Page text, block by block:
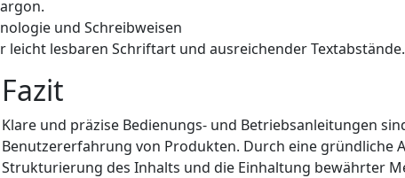
und Schreibweisen
leicht lesbaren Schriftart und ausreichender Textabstände.
Fazit
Klare und präzise Bedienungs- und Betriebsanleitungen
Benutzererfahrung von Produkten. Durch eine gründliche
Strukturierung des Inhalts und die Einhaltung bewährter